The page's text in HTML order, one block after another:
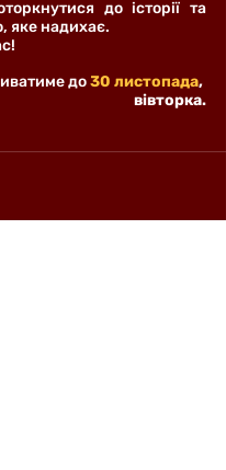
до історії та
яке надихає.
до30 листопада,
вівторка.